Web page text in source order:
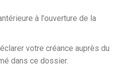
à l'ouverture de la
votre créance auprès du
dans ce dossier.